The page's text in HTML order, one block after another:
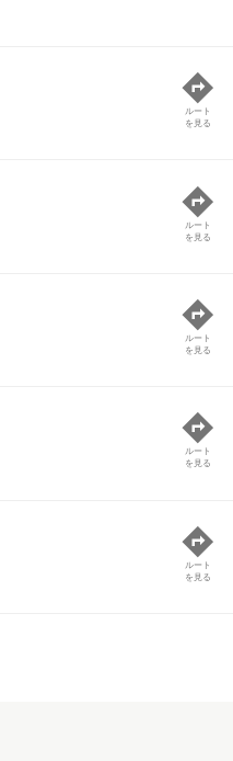
ルート
を見る
ルート
を見る
ルート
を見る
ルート
を見る
ルート
を見る